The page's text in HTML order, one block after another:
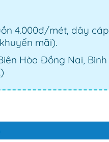
4.000đ/mét, dây cáp
mãi).
Hòa Đồng Nai, Bình